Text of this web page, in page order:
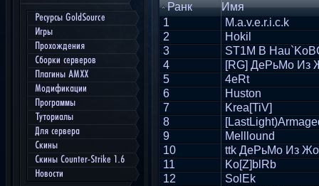
Ресурсы GoldSource
Игры
Прохождения
Сборки серверов
Плагины AMXX
Модификации
Программы
Туториалы
Для сервера
Скины
Скины Counter-Strike 1.6
Новости
Ранк
Имя
1
M.a.v.e.r.i.c.k
2
Hokil
3
ST1M B
4
[RG] ДеРьМо Из
5
4eRt
6
Huston
7
Krea[TiV]
8
9
Melllound
10
ttk ДеРьМо Из
11
Ko[Z]blRb
12
SolEk